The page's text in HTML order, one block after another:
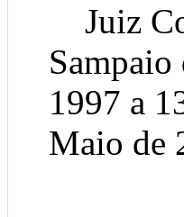
Juiz
1997 a
Maio de